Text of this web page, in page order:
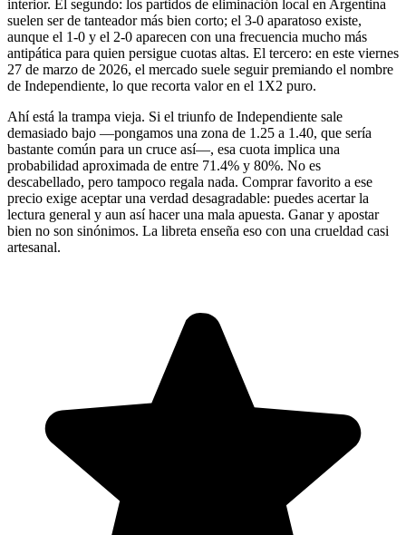
interior. El segundo: los partidos de eliminación local en Argentina
suelen ser de tanteador más bien corto; el 3-0 aparatoso existe,
aunque el 1-0 y el 2-0 aparecen con una frecuencia mucho más
antipática para quien persigue cuotas altas. El tercero: en este viernes
27 de marzo de 2026, el mercado suele seguir premiando el nombre
de Independiente, lo que recorta valor en el 1X2 puro.
Ahí está la trampa vieja. Si el triunfo de Independiente sale
demasiado bajo —pongamos una zona de 1.25 a 1.40, que sería
bastante común para un cruce así—, esa cuota implica una
probabilidad aproximada de entre 71.4% y 80%. No es
descabellado, pero tampoco regala nada. Comprar favorito a ese
precio exige aceptar una verdad desagradable: puedes acertar la
lectura general y aun así hacer una mala apuesta. Ganar y apostar
bien no son sinónimos. La libreta enseña eso con una crueldad casi
artesanal.